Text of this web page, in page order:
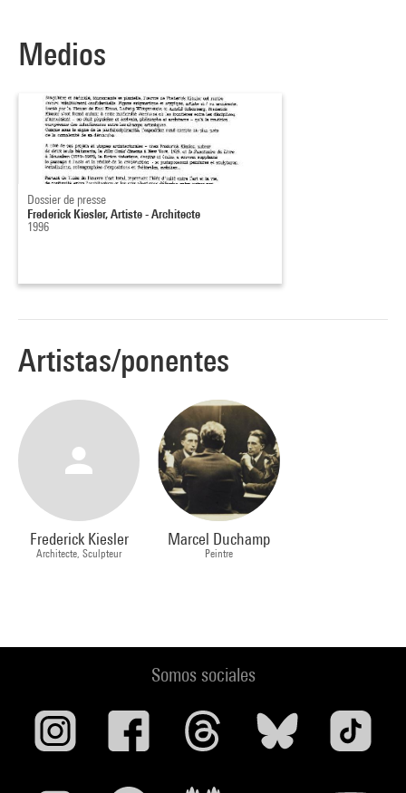
Medios
Dossier de presse
Frederick Kiesler, Artiste - Architecte
1996
Artistas/ponentes
Frederick Kiesler
Architecte, Sculpteur
Marcel Duchamp
Peintre
Somos sociales